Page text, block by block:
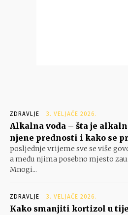
ZDRAVLJE 3. VELJAČE 2026.
Alkalna voda – šta je
njene prednosti i kako se
posljednje vrijeme sve se više
a među njima posebno mjesto
Mnogi...
ZDRAVLJE 3. VELJAČE 2026.
Kako smanjiti kortizol u